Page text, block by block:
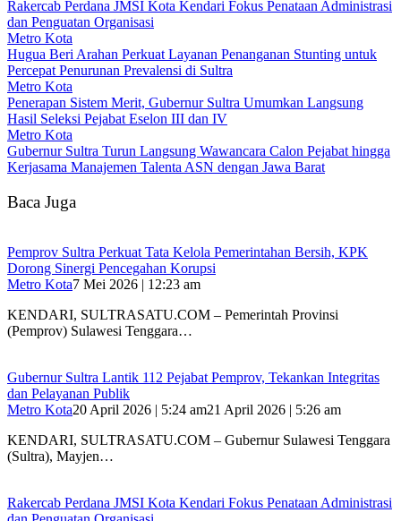
Rakercab Perdana JMSI Kota Kendari Fokus Penataan Administrasi
dan Penguatan Organisasi
Metro Kota
Hugua Beri Arahan Perkuat Layanan Penanganan Stunting untuk
Percepat Penurunan Prevalensi di Sultra
Metro Kota
Penerapan Sistem Merit, Gubernur Sultra Umumkan Langsung
Hasil Seleksi Pejabat Eselon III dan IV
Metro Kota
Gubernur Sultra Turun Langsung Wawancara Calon Pejabat hingga
Kerjasama Manajemen Talenta ASN dengan Jawa Barat
Baca Juga
Pemprov Sultra Perkuat Tata Kelola Pemerintahan Bersih, KPK
Dorong Sinergi Pencegahan Korupsi
Metro Kota7 Mei 2026 | 12:23 am
KENDARI, SULTRASATU.COM – Pemerintah Provinsi
(Pemprov) Sulawesi Tenggara…
Gubernur Sultra Lantik 112 Pejabat Pemprov, Tekankan Integritas
dan Pelayanan Publik
Metro Kota20 April 2026 | 5:24 am21 April 2026 | 5:26 am
KENDARI, SULTRASATU.COM – Gubernur Sulawesi Tenggara
(Sultra), Mayjen…
Rakercab Perdana JMSI Kota Kendari Fokus Penataan Administrasi